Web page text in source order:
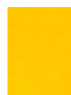
angezeigt.